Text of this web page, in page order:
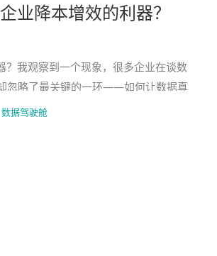
业降本增效的利器？
？我观察到一个现象，很多企业在谈数
忽略了最关键的一环——如何让数据真
数据驾驶舱